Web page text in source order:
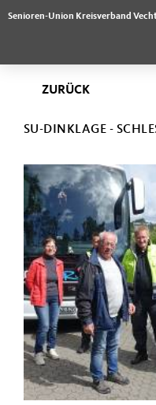
Senioren-Union Kreisverband
ZURÜCK
SU-DINKLAGE -